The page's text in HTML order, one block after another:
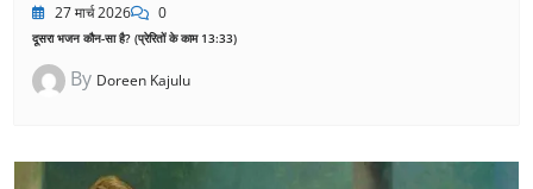
27 मार्च 2026 0
दूसरा भजन कौन-सा है? (प्रेरितों के काम 13:33)
By Doreen Kajulu